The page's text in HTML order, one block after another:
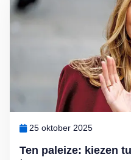
Ten paleize: kiezen
25 oktober 2025